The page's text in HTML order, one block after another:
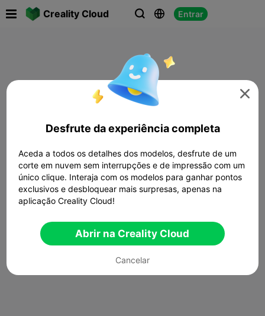
Creality Cloud   Entrar

Desfrute da experiência completa
Aceda a todos os detalhes dos modelos, desfrute de um
corte em nuvem sem interrupções e de impressão com um
único clique. Interaja com os modelos para ganhar pontos
exclusivos e desbloquear mais surpresas, apenas na
aplicação Creality Cloud!
Abrir na Creality Cloud
Cancelar